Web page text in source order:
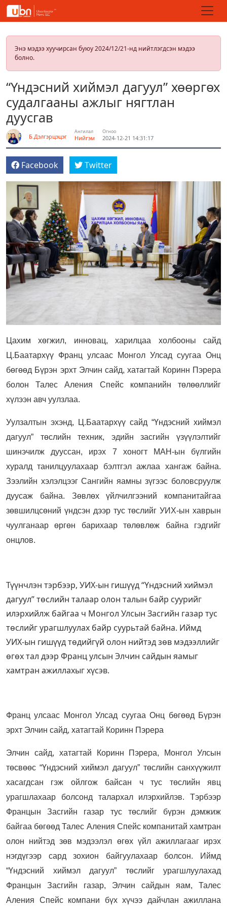
Энэ мэдээ хуучирсан буюу 2024/12/21-нд нийтлэгдсэн мэдээ
болно.
“Үндэсний хиймэл дагуул” хөөргөх
судалгааны ажлыг нягтлан
дуусгав
Б.Дэлгэрцэцэг
Ангилал
Нийгэм
Огноо
2024-12-21 14:31:17
Facebook Twitter
Цахим хөгжил, инновац, харилцаа холбооны сайд
Ц.Баатархүү Франц улсаас Монгол Улсад суугаа Онц
бөгөөд Бүрэн эрхт Элчин сайд, хатагтай Коринн Пэрера
болон Талес Аления Спейс компанийн төлөөллийг
хүлээн авч уулзлаа.
Уулзалтын эхэнд, Ц.Баатархүү сайд “Үндэсний хиймэл
дагуул” төслийн техник, эдийн засгийн үзүүлэлтийг
шинэчилж дууссан, ирэх 7 хоногт МАН-ын бүлгийн
хуралд танилцуулахаар бэлтгэл ажлаа хангаж байна.
Зээлийн хэлэлцээг Сангийн яамны зүгээс боловсруулж
дуусаж байна. Зөвлөх үйлчилгээний компанитайгаа
зөвшилцсөний үндсэн дээр тус төслийг УИХ-ын хаврын
чуулганаар өргөн барихаар төлөвлөж байна гэдгийг
онцлов.
Түүнчлэн тэрбээр, УИХ-ын гишүүд “Үндэсний хиймэл
дагуул” төслийн талаар олон талын байр суурийг
илэрхийлж байгаа ч Монгол Улсын Засгийн газар тус
төслийг урагшлуулах байр суурьтай байна. Иймд
УИХ-ын гишүүд төдийгүй олон нийтэд зөв мэдээллийг
өгөх тал дээр Франц улсын Элчин сайдын яамыг
хамтран ажиллахыг хүсэв.
Франц улсаас Монгол Улсад суугаа Онц бөгөөд Бүрэн
эрхт Элчин сайд, хатагтай Коринн Пэрера
Элчин сайд, хатагтай Коринн Пэрера, Монгол Улсын
төсвөөс “Үндэсний хиймэл дагуул” төслийн санхүүжилт
хасагдсан гэж ойлгож байсан ч тус төслийн явц
урагшлахаар болсонд талархал илэрхийлэв. Тэрбээр
Францын Засгийн газар тус төслийг бүрэн дэмжиж
байгаа бөгөөд Талес Аления Спейс компанитай хамтран
олон нийтэд зөв мэдээлэл өгөх үйл ажиллагааг ирэх
нэгдүгээр сард зохион байгуулахаар болсон. Иймд
“Үндэсний хиймэл дагуул” төслийг урагшлуулахад
Францын Засгийн газар, Элчин сайдын яам, Талес
Аления Спейс компани бүх хүчээ дайчлан ажиллана